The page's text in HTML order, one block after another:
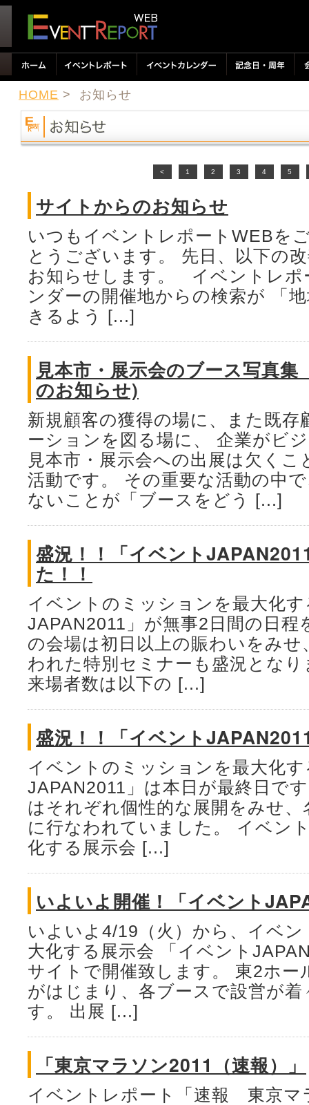
HOME > お知らせ
< 1 2 3 4 5
サイトからのお知らせ
いつもイベントレポートWEBを
とうございます。 先日、以下の
お知らせします。 イベントレポ
ンダーの開催地からの検索が 「
きるよう [...]
見本市・展示会のブース写真
のお知らせ)
新規顧客の獲得の場に、また既
ーションを図る場に、 企業がビ
見本市・展示会への出展は欠く
活動です。 その重要な活動の中
ないことが「ブースをどう [...]
盛況！！「イベント
た！！
イベントのミッションを最大化
JAPAN2011」が無事2日間の日程
の会場は初日以上の賑わいをみ
われた特別セミナーも盛況とな
来場者数は以下の [...]
盛況！！「イベント
イベントのミッションを最大化
JAPAN2011」は本日が最終日で
はそれぞれ個性的な展開をみせ、
に行なわれていました。 イベン
化する展示会 [...]
いよいよ開催！「イベント
いよいよ4/19（火）から、イベ
大化する展示会 「イベント
サイトで開催致します。 東2ホー
がはじまり、各ブースで設営が
す。 出展 [...]
「東京マラソン2011（速報）」
イベントレポート「速報 東京マ